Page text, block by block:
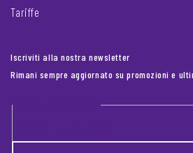
Tariffe
Iscriviti alla nostra newsletter
Rimani sempre aggiornato su promozioni e
Footer newsletter